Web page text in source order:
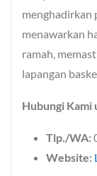
menghadirkan
menawarkan
ramah,
lapangan
Hubungi Kami
Tlp./WA:
Website: